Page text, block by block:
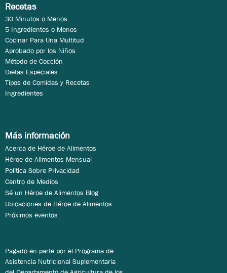
Recetas
30 Minutos o Menos
5 Ingredientes o Menos
Cocinar Para Una Multitud
Aprobado por los Niños
Método de Cocción
Dietas Especiales
Tipos de Comidas y Recetas
Ingredientes
Más información
Acerca de Héroe de Alimentos
Héroe de Alimentos Mensual
Política Sobre Privacidad
Centro de Medios
Sé un Héroe de Alimentos Blog
Ubicaciones de Héroe de Alimentos
Próximos eventos
Pagado en parte por el Programa de
Asistencia Nutricional Suplementaria